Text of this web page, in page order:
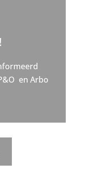
en Arbo